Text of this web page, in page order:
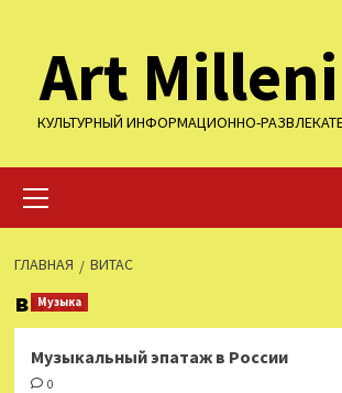
содержимому
Art
КУЛЬТУРНЫЙ ИНФОРМАЦИОННО-
меню
ГЛАВНАЯ ВИТАС
витас
Музыка
Музыкальный эпатаж в России
0